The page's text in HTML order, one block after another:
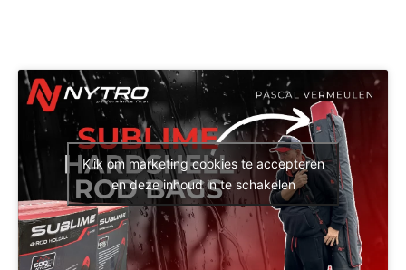
Klik om marketing cookies te accepteren
en deze inhoud in te schakelen